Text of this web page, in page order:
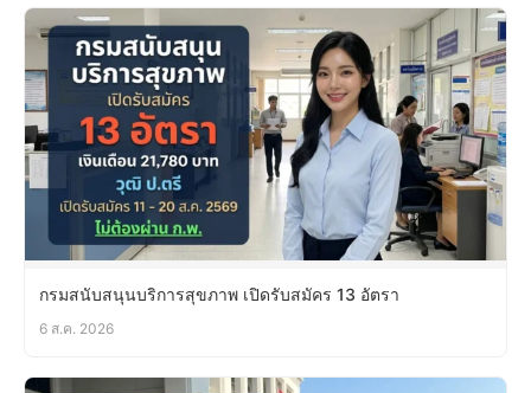
กรมสนับสนุนบริการสุขภาพ เปิดรับสมัคร 13 อัตรา
6 ส.ค. 2026